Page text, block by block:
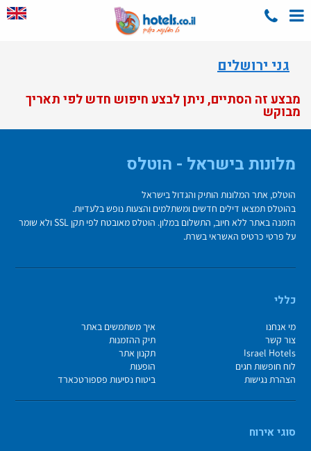
גני ירושלים
מבצע זה הסתיים, ניתן לבצע חיפוש חדש לפי תאריך
מבוקש
מלונות בישראל - הוטלס
הוטלס, אתר המלונות הותיק והגדול בישראל
בהוטלס תמצאו דילים חדשים ומשתלמים והצעות נופש בלעדיות.
הזמנה באתר ללא חיוב, התשלום במלון. הוטלס מאובטח לפי תקן SSL ולא שומר
על פרטי כרטיס האשראי בשרת.
כללי
מי אנחנו
איך משתמשים באתר
צור קשר
תיק ההזמנות
Israel Hotels
תקנון אתר
לוח חופשות חגים
הופעות
הצהרת נגישות
ביטוח נסיעות פספורטכארד
סוגי אירוח